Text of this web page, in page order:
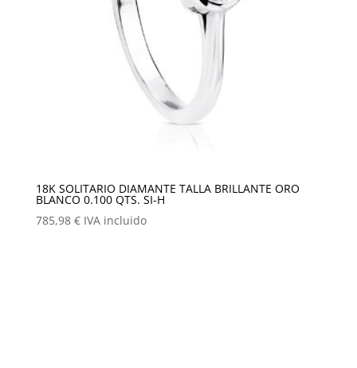
18K SOLITARIO DIAMANTE TALLA BRILLANTE ORO
BLANCO 0.100 QTS. SI-H
785,98 € IVA incluido